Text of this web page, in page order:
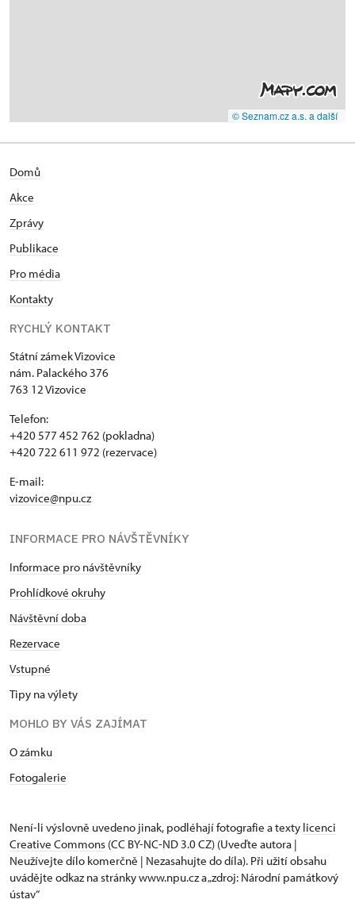
© Seznam.cz a.s. a další
Domů
Akce
Zprávy
Publikace
Pro média
Kontakty
RYCHLÝ KONTAKT
Státní zámek Vizovice
nám. Palackého 376
763 12 Vizovice
Telefon:
+420 577 452 762 (pokladna)
+420 722 611 972 (rezervace)
E-mail:
vizovice@npu.cz
INFORMACE PRO NÁVŠTĚVNÍKY
Informace pro návštěvníky
Prohlídkové okruhy
Návštěvní doba
Rezervace
Vstupné
Tipy na výlety
MOHLO BY VÁS ZAJÍMAT
O zámku
Fotogalerie
Není-li výslovně uvedeno jinak, podléhají fotografie a texty licenci
Creative Commons (CC BY-NC-ND 3.0 CZ) (Uveďte autora |
Neužívejte dílo komerčně | Nezasahujte do díla). Při užití obsahu
uvádějte odkaz na stránky www.npu.cz a „zdroj: Národní památkový
ústav“